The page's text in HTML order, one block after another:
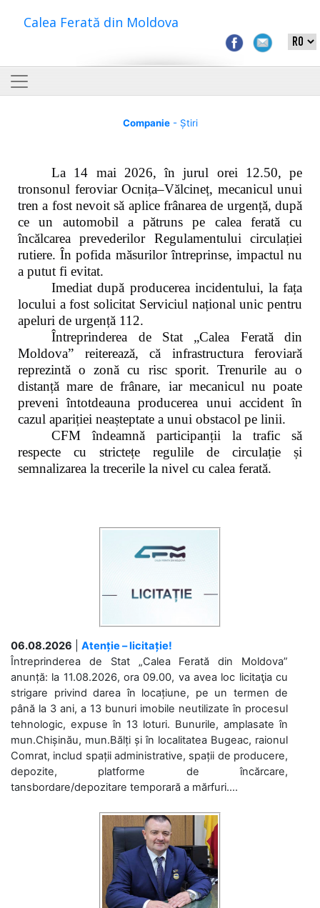
Calea Ferată din Moldova
Companie- Știri
La 14 mai 2026, în jurul orei 12.50, pe
tronsonul feroviar Ocnița–Vălcineț, mecanicul unui
tren a fost nevoit să aplice frânarea de urgență, după
ce un automobil a pătruns pe calea ferată cu
încălcarea prevederilor Regulamentului circulației
rutiere. În pofida măsurilor întreprinse, impactul nu
a putut fi evitat.
Imediat după producerea incidentului, la fața
locului a fost solicitat Serviciul național unic pentru
apeluri de urgență 112.
Întreprinderea de Stat „Calea Ferată din
Moldova” reiterează, că infrastructura feroviară
reprezintă o zonă cu risc sporit. Trenurile au o
distanță mare de frânare, iar mecanicul nu poate
preveni întotdeauna producerea unui accident în
cazul apariției neașteptate a unui obstacol pe linii.
CFM îndeamnă participanții la trafic să
respecte cu strictețe regulile de circulație și
semnalizarea la trecerile la nivel cu calea ferată.
06.08.2026
Atenție – licitație!
Întreprinderea de Stat „Calea Ferată din Moldova”
anunță: la 11.08.2026, ora 09.00, va avea loc licitaţia cu
strigare privind darea în locațiune, pe un termen de
până la 3 ani, a 13 bunuri imobile neutilizate în procesul
tehnologic, expuse în 13 loturi. Bunurile, amplasate în
mun.Chișinău, mun.Bălți și în localitatea Bugeac, raionul
Comrat, includ spații administrative, spații de producere,
depozite, platforme de încărcare,
tansbordare/depozitare temporară a mărfuri....